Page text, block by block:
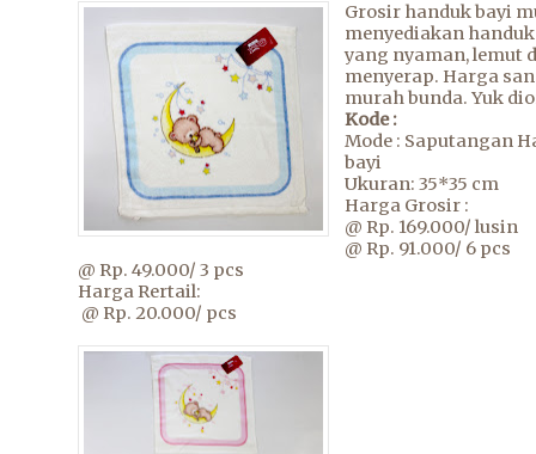
Grosir handuk bayi
menyediakan
yang nyaman, lemut
menyerap. Harga
murah bunda. Yuk
Kode :
Mode : Saputangan
bayi
Ukuran: 35*35 cm
Harga Grosir :
@ Rp. 169.000/ lusin
@ Rp. 91.000/ 6 pcs
@ Rp. 49.000/ 3 pcs
Harga Rertail:
@ Rp. 20.000/ pcs